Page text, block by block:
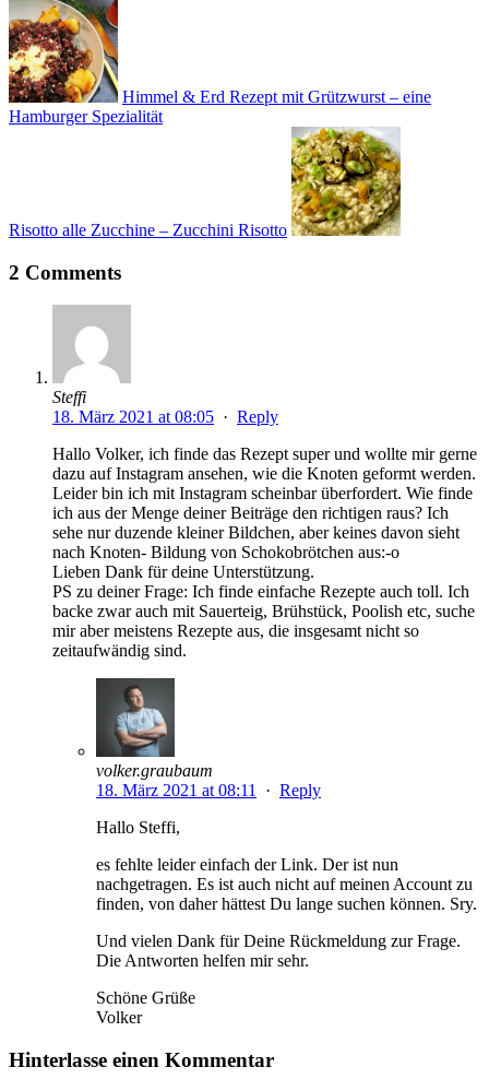
Himmel & Erd Rezept mit Grützwurst – eine
Hamburger Spezialität
Risotto alle Zucchine – Zucchini Risotto
2 Comments
Steffi
18. März 2021 at 08:05 · Reply
Hallo Volker, ich finde das Rezept super und wollte mir gerne
dazu auf Instagram ansehen, wie die Knoten geformt werden.
Leider bin ich mit Instagram scheinbar überfordert. Wie finde
ich aus der Menge deiner Beiträge den richtigen raus? Ich
sehe nur duzende kleiner Bildchen, aber keines davon sieht
nach Knoten- Bildung von Schokobrötchen aus:-o
Lieben Dank für deine Unterstützung.
PS zu deiner Frage: Ich finde einfache Rezepte auch toll. Ich
backe zwar auch mit Sauerteig, Brühstück, Poolish etc, suche
mir aber meistens Rezepte aus, die insgesamt nicht so
zeitaufwändig sind.
volker.graubaum
18. März 2021 at 08:11 · Reply
Hallo Steffi,
es fehlte leider einfach der Link. Der ist nun
nachgetragen. Es ist auch nicht auf meinen Account zu
finden, von daher hättest Du lange suchen können. Sry.
Und vielen Dank für Deine Rückmeldung zur Frage.
Die Antworten helfen mir sehr.
Schöne Grüße
Volker
Hinterlasse einen Kommentar